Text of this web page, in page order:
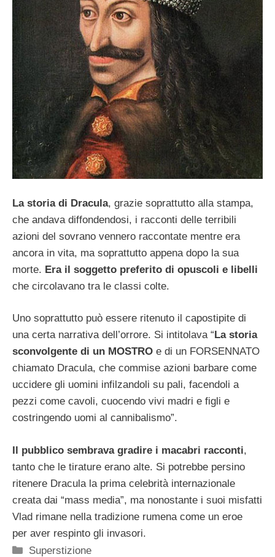
La storia di Dracula, grazie soprattutto alla stampa,
che andava diffondendosi, i racconti delle terribili
azioni del sovrano vennero raccontate mentre era
ancora in vita, ma soprattutto appena dopo la sua
morte. Era il soggetto preferito di opuscoli e libelli
che circolavano tra le classi colte.
Uno soprattutto può essere ritenuto il capostipite di
una certa narrativa dell’orrore. Si intitolava “ La storia
sconvolgente di un MOSTRO e di un FORSENNATO
chiamato Dracula, che commise azioni barbare come
uccidere gli uomini infilzandoli su pali, facendoli a
pezzi come cavoli, cuocendo vivi madri e figli e
costringendo uomi al cannibalismo”.
Il pubblico sembrava gradire i macabri racconti,
tanto che le tirature erano alte. Si potrebbe persino
ritenere Dracula la prima celebrità internazionale
creata dai “mass media”, ma nonostante i suoi misfatti
Vlad rimane nella tradizione rumena come un eroe
per aver respinto gli invasori.
Categorie
Superstizione